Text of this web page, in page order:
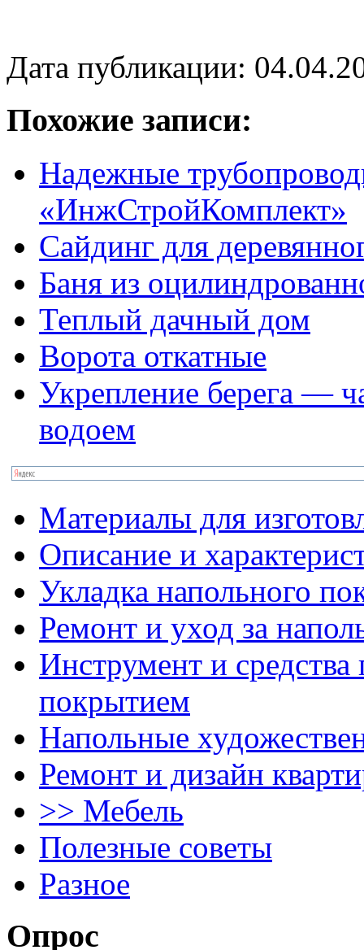
Дата публикации:
Похожие записи:
Надежные
«ИнжСтройКомплект»
Сайдинг для
Баня из
Теплый дачный дом
Ворота откатные
Укрепление берега —
водоем
Материалы для
Описание и
Укладка напольного
Ремонт и уход за
Инструмент и
покрытием
Напольные
Ремонт и дизайн
>> Мебель
Полезные советы
Разное
Опрос